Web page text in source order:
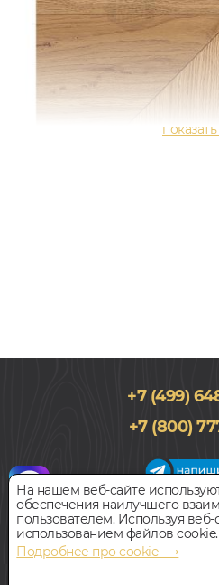
100x600,
Дуб, Елочкой, Елка
Цена за 1 м²
БЫСТРЫЙ ЗАКАЗ
+7 (499)
+7 (800)
График
Пн-Вс с 09:00
Наш адрес:
ул.Складочная,
На нашем веб-сайте
обеспечения наилучшего
пользователем. Используя веб-
использованием файлов cookie.
Подробнее про cookie ⟶